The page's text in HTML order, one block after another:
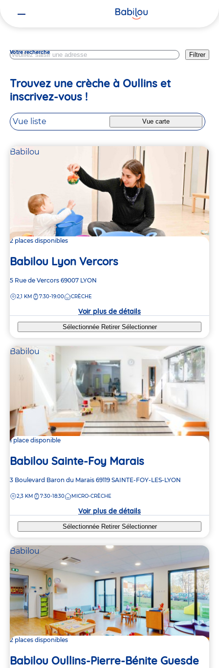
Votre recherche Filtrer
Trouvez une crèche à Oullins et
inscrivez-vous !
Vue liste Vue carte
Babilou
2 places disponibles
Babilou Lyon Vercors
Adresse
la
5 Rue de Vercors 69007 LYON
DISTANCE
2,1 KM 7:30-19:00 CRÈCHE
Voir plus de détails
Sélectionnée Retirer Sélectionner
Babilou
1 place disponible
Babilou Sainte-Foy Marais
Adresse
la
3 Boulevard Baron du Marais 69119 SAINTE-FOY-LES-LYON
DISTANCE
2,3 KM 7:30-18:30 MICRO-CRÈCHE
Voir plus de détails
Sélectionnée Retirer Sélectionner
Babilou
2 places disponibles
Babilou Oullins-Pierre-Bénite Guesde